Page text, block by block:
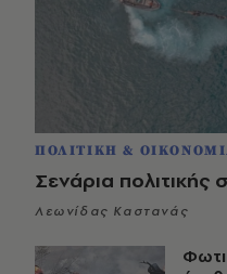
ΠΟΛΙΤΙΚΗ &
Σενάρια πολιτικής
Λεωνίδας Καστανάς